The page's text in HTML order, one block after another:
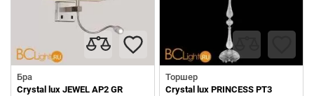
Бра
Crystal lux JEWEL AP2 GR
Торшер
Crystal lux PRINCESS PT3